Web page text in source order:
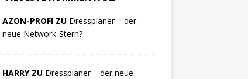
AZON-PROFI ZU Dressplaner – der
neue Network-Stern?
HARRY ZU Dressplaner – der neue